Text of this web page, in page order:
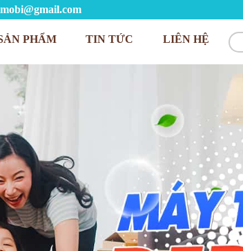
PHẨM TIN TỨC LIÊN HỆ